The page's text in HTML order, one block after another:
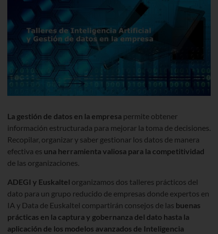
La gestión de datos en la empresa permite obtener
información estructurada para mejorar la toma de decisiones.
Recopilar, organizar y saber gestionar los datos de manera
efectiva es una herramienta valiosa para la competitividad
de las organizaciones.
ADEGI y Euskaltel organizamos dos talleres prácticos del
dato para un grupo reducido de empresas donde expertos en
IA y Data de Euskaltel compartirán consejos de las buenas
prácticas en la captura y gobernanza del dato hasta la
aplicación de los modelos avanzados de Inteligencia